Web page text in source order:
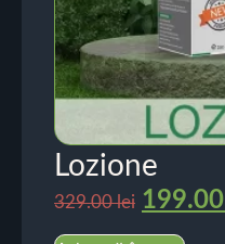
Lozione
329.00lei 199.00